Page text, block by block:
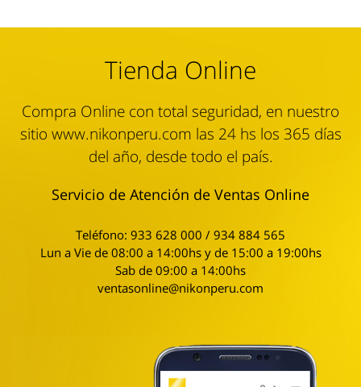
Tienda Online
Compra Online con total seguridad, en nuestro
sitio www.nikonperu.com las 24 hs los 365 días
del año, desde todo el país.
Servicio de Atención de Ventas Online
Teléfono: 933 628 000 / 934 884 565
Lun a Vie de 08:00 a 14:00hs y de 15:00 a 19:00hs
Sab de 09:00 a 14:00hs
ventasonline@nikonperu.com